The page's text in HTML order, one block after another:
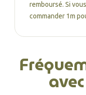
remboursé. Si
commander 1m